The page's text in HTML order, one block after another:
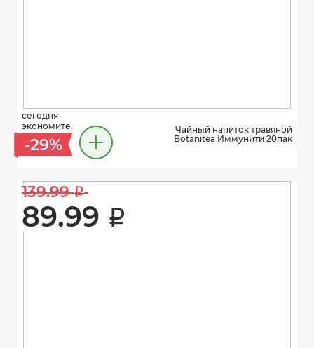
сегодня
экономите
-29%
Чайный напиток травяной
Botanitea Иммунити 20пак
139.99 i
89.99 i